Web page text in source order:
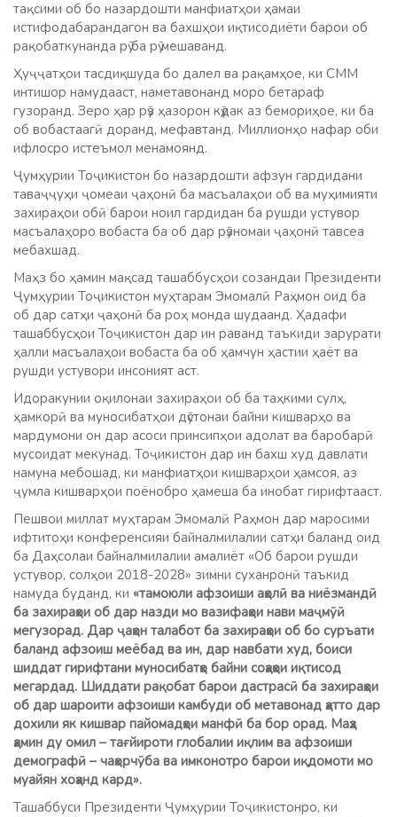
тақсими об бо назардошти манфиатҳои ҳамаи
истифодабарандагон ва бахшҳои иқтисодиёти барои об
рақобаткунанда рӯ ба рӯ мешаванд.
Ҳуҷҷатҳои тасдиқшуда бо далел ва рақамҳое, ки СММ
интишор намудааст, наметавонанд моро бетараф
гузоранд. Зеро ҳар рӯз ҳазорон кӯдак аз бемориҳое, ки ба
об вобастаагӣ доранд, мефавтанд. Миллионҳо нафар оби
ифлосро истеъмол менамоянд.
Ҷумҳурии Тоҷикистон бо назардошти афзун гардидани
таваҷҷуҳи ҷомеаи ҷаҳонӣ ба масъалаҳои об ва муҳимияти
захираҳои обӣ барои ноил гардидан ба рушди устувор
масъалаҳоро вобаста ба об дар рӯзномаи ҷаҳонӣ тавсеа
мебахшад.
Маҳз бо ҳамин мақсад ташаббусҳои созандаи Президенти
Ҷумҳурии Тоҷикистон муҳтарам Эмомалӣ Раҳмон оид ба
об дар сатҳи ҷаҳонӣ ба роҳ монда шудаанд. Ҳадафи
ташаббусҳои Тоҷикистон дар ин раванд таъкиди зарурати
ҳалли масъалаҳои вобаста ба об ҳамчун ҳастии ҳаёт ва
рушди устувори инсоният аст.
Идоракунии оқилонаи захираҳои об ба таҳкими сулҳ,
ҳамкорӣ ва муносибатҳои дӯстонаи байни кишварҳо ва
мардумони он дар асоси принсипҳои адолат ва баробарӣ
мусоидат мекунад. Тоҷикистон дар ин бахш худ давлати
намуна мебошад, ки манфиатҳои кишварҳои ҳамсоя, аз
ҷумла кишварҳои поёнобро ҳамеша ба инобат гирифтааст.
Пешвои миллат муҳтарам Эмомалӣ Раҳмон дар маросими
ифтитоҳи конференсияи байналмилалии сатҳи баланд оид
ба Даҳсолаи байналмилалии амалиёт «Об барои рушди
устувор, солҳои 2018-2028» зимни суханронӣ таъкид
намуда буданд, ки «тамоюли афзоиши аҳолӣ ва ниёзмандӣ
ба захираҳои об дар назди мо вазифаҳои нави маҷмӯӣ
мегузорад. Дар ҷаҳон талабот ба захираҳои об бо суръати
баланд афзоиш меёбад ва ин, дар навбати худ, боиси
шиддат гирифтани муносибатҳо байни соҳаҳои иқтисод
мегардад. Шиддати рақобат барои дастрасӣ ба захираҳои
об дар шароити афзоиши камбуди об метавонад ҳатто дар
дохили як кишвар пайомадҳои манфӣ ба бор орад. Маҳз
ҳамин ду омил – тағйироти глобалии иқлим ва афзоиши
демографӣ – чаҳорчӯба ва имконотро барои иқдомоти мо
муайян хоҳанд кард».
Ташаббуси Президенти Ҷумҳурии Тоҷикистонро, ки